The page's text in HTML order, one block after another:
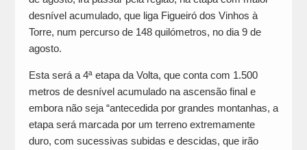
desnível acumulado, que liga Figueiró dos Vinhos à
Torre, num percurso de 148 quilómetros, no dia 9 de
agosto.
Esta será a 4ª etapa da Volta, que conta com 1.500
metros de desnível acumulado na ascensão final e
embora não seja “antecedida por grandes montanhas, a
etapa será marcada por um terreno extremamente
duro, com sucessivas subidas e descidas, que irão